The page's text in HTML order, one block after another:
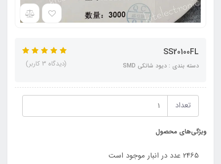
SS20100FL
دسته بندی : دیود شاتکی SMD (دیدگاه 3 کاربر)
تعداد
ویژگی‌های محصول
2465 عدد در انبار موجود است